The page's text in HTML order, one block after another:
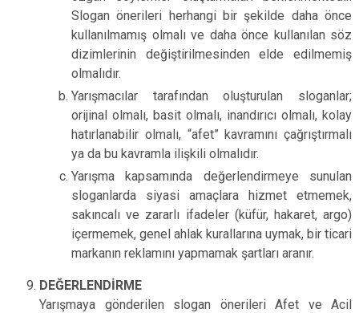
Slogan önerileri herhangi bir şekilde daha önce
kullanılmamış olmalı ve daha önce kullanılan söz
dizimlerinin değiştirilmesinden elde edilmemiş
olmalıdır.
Yarışmacılar tarafından oluşturulan sloganlar;
orijinal olmalı, basit olmalı, inandırıcı olmalı, kolay
hatırlanabilir olmalı, “afet” kavramını çağrıştırmalı
ya da bu kavramla ilişkili olmalıdır.
Yarışma kapsamında değerlendirmeye sunulan
sloganlarda siyasi amaçlara hizmet etmemek,
sakıncalı ve zararlı ifadeler (küfür, hakaret, argo)
içermemek, genel ahlak kurallarına uymak, bir ticari
markanın reklamını yapmamak şartları aranır.
DEĞERLENDİRME
Yarışmaya gönderilen slogan önerileri Afet ve Acil